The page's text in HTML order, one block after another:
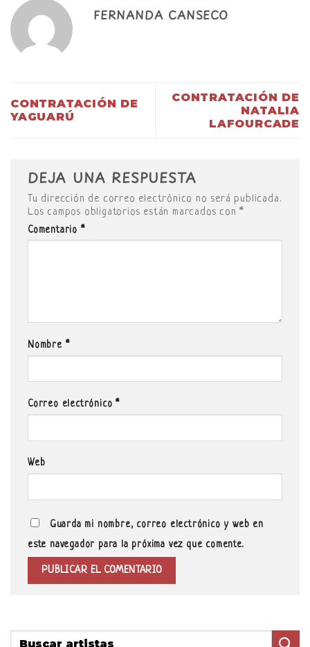
FERNANDA CANSECO
CONTRATACIÓN DE
YAGUARÚ
CONTRATACIÓN DE
NATALIA
LAFOURCADE
DEJA UNA RESPUESTA
Tu dirección de correo electrónico no será publicada.
Los campos obligatorios están marcados con*
Comentario *
Nombre *
Correo electrónico*
Web
Guarda mi nombre, correo electrónico y web en
este navegador para la próxima vez que comente.